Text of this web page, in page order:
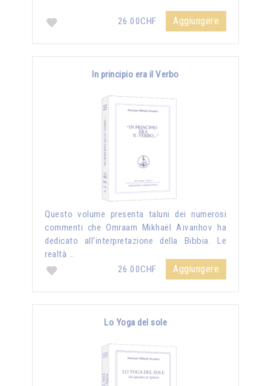
26.00CHF Aggiungere
In principio era il Verbo
Questo volume presenta taluni dei numerosi
commenti che Omraam Mikhaël Aïvanhov ha
dedicato all’interpretazione della Bibbia. Le
realtà …
26.00CHF
Aggiungere
Lo Yoga del sole